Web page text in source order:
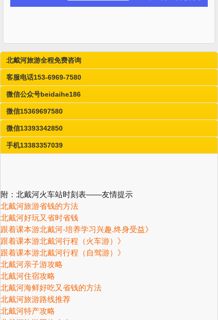
北戴河旅游全程免费咨询
客服电话153-6969-7580
微信公众号beidaihe186
微信15369697580
微信13393342850
手机13383357039
附：北戴河火车站时刻表——友情提示
北戴河旅游省钱的方法
北戴河好玩又省时省钱
跟着课本游北戴河-培养学习兴趣.终身受益》
跟着课本游北戴河行程（火车游）》
跟着课本游北戴河行程（自驾游）》
北戴河亲子游攻略
北戴河住宿攻略
北戴河海鲜好吃又省钱的方法
北戴河旅游路线推荐
北戴河特产攻略